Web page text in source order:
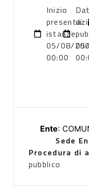
Inizio
istanze:
05/08/
00:00
di
Ente:
Sede
Procedura di
pubblico